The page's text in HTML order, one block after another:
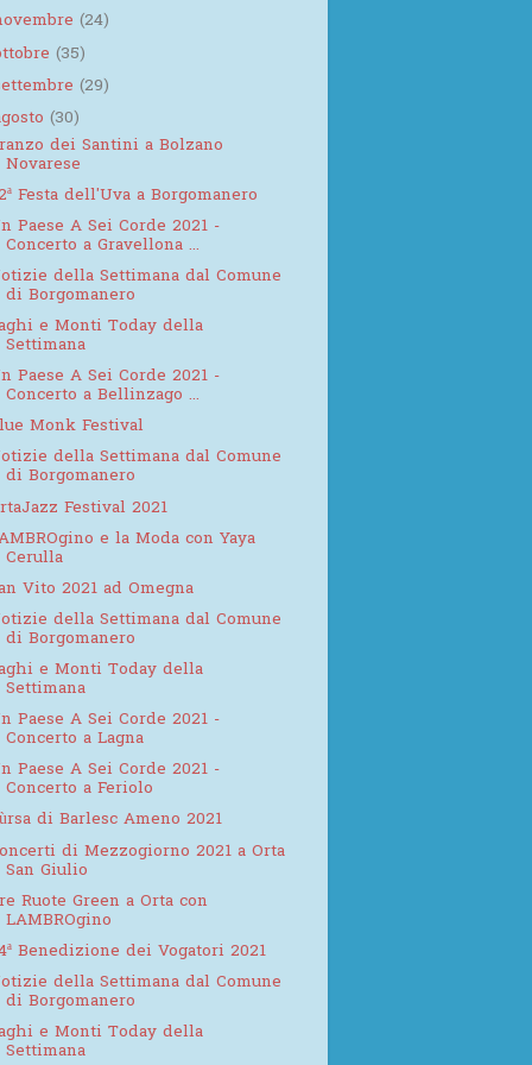
(24)
(35)
(29)
(30)
dei Santini a Bolzano
Novarese
Festa dell'Uva a Borgomanero
Paese A Sei Corde 2021 -
Concerto a Gravellona ...
della Settimana dal Comune
di Borgomanero
e Monti Today della
Settimana
Paese A Sei Corde 2021 -
Concerto a Bellinzago ...
Monk Festival
della Settimana dal Comune
di Borgomanero
Festival 2021
e la Moda con Yaya
Cerulla
Vito 2021 ad Omegna
della Settimana dal Comune
di Borgomanero
e Monti Today della
Settimana
Paese A Sei Corde 2021 -
Concerto a Lagna
Paese A Sei Corde 2021 -
Concerto a Feriolo
di Barlesc Ameno 2021
di Mezzogiorno 2021 a Orta
San Giulio
Ruote Green a Orta con
LAMBROgino
Benedizione dei Vogatori 2021
della Settimana dal Comune
di Borgomanero
e Monti Today della
Settimana